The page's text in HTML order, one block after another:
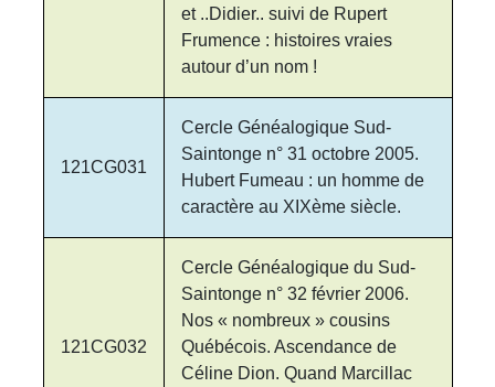
et ..Didier.. suivi de Rupert
Frumence : histoires vraies
autour d’un nom !
121CG031
Cercle Généalogique Sud-
Saintonge n° 31 octobre 2005.
Hubert Fumeau : un homme de
caractère au XIXème siècle.
121CG032
Cercle Généalogique du Sud-
Saintonge n° 32 février 2006.
Nos « nombreux » cousins
Québécois. Ascendance de
Céline Dion. Quand Marcillac